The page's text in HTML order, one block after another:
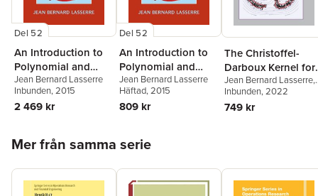
Del 52
An Introduction to
Polynomial and
Semi-Algebraic
Optimization
Jean Bernard Lasserre
Inbunden, 2015
2 469 kr
Del 52
An Introduction to
Polynomial and
Semi-Algebraic
Optimization
Jean Bernard Lasserre
Häftad, 2015
809 kr
The Christoffel-
Darboux Kernel for
Data Analysis
Jean Bernard Lasserre,
Edouard Pauwels
Putinar
Inbunden, 2022
749 kr
Mer från samma serie